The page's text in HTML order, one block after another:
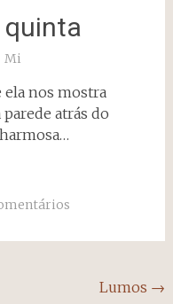
quinta
Mi
ela nos mostra
atrás do
Lumos →